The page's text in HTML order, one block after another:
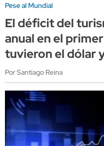
Pese al Mundial
El déficit del
anual en el
tuvieron el dólar
Por Santiago Reina